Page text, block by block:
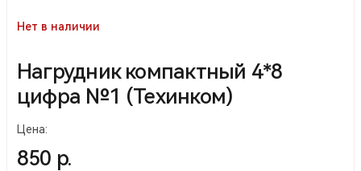
Нет в наличии
Нагрудник компактный 4*8
цифра №1 (Техинком)
Цена:
850 р.